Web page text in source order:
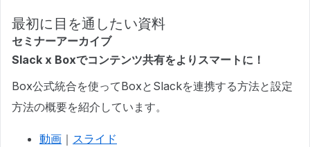
最初に目を通したい資料
セミナーアーカイブ
Slack x Boxでコンテンツ共有をよりスマートに！
Box公式統合を使ってBoxとSlackを連携する方法と設定
方法の概要を紹介しています。
動画 ｜ スライド